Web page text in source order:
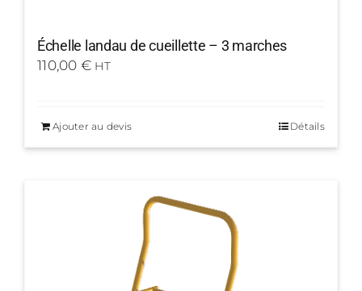
Échelle landau de cueillette – 3 marches
110,00 € HT
Ajouter au devis Détails